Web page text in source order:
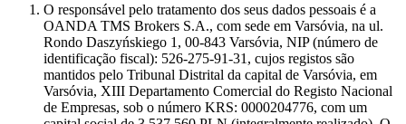
O responsável pelo tratamento dos seus dados pessoais é a
OANDA TMS Brokers S.A., com sede em Varsóvia, na ul.
Rondo Daszyńskiego 1, 00-843 Varsóvia, NIP (número de
identificação fiscal): 526-275-91-31, cujos registos são
mantidos pelo Tribunal Distrital da capital de Varsóvia, em
Varsóvia, XIII Departamento Comercial do Registo Nacional
de Empresas, sob o número KRS: 0000204776, com um